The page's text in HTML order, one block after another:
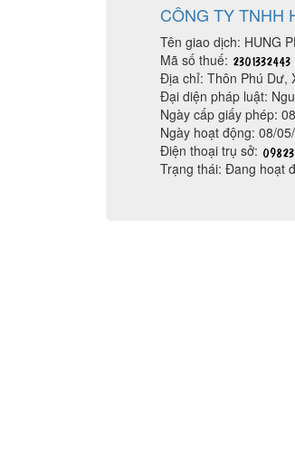
CÔNG TY TNHH
Tên giao dịch: HUNG
Mã số thuế:
Địa chỉ: Thôn Phú Dư,
Đại diện pháp luật:
Ngày cấp giấy phép:
Ngày hoạt động: 08/
Điện thoại trụ sở:
Trạng thái: Đang hoạt